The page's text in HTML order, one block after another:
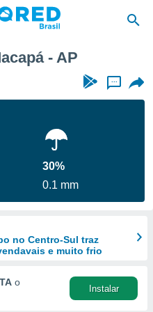
- AP
...
30%
0.1 mm
no Centro-Sul traz
e muito frio
o
Instalar